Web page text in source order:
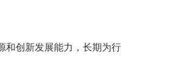
和创新发展能力，长期为行